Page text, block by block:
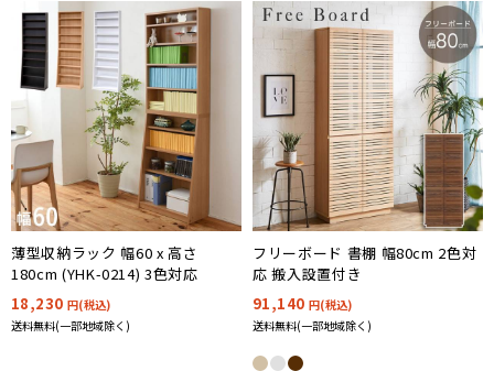
薄型収納ラック 幅60 x 高さ
180cm (YHK-0214) 3色対応
18,230 円(税込)
送料無料(一部地域除く)
フリーボード 書棚 幅80cm 2色対
応 搬入設置付き
91,140 円(税込)
送料無料(一部地域除く)